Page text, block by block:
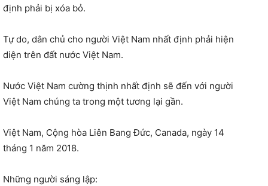
định phải bị xóa bỏ.
Tự do, dân chủ cho người Việt Nam nhất định phải hiện
diện trên đất nước Việt Nam.
Nước Việt Nam cường thịnh nhất định sẽ đến với người
Việt Nam chúng ta trong một tương lại gần.
Việt Nam, Cộng hòa Liên Bang Đức, Canada, ngày 14
tháng 1 năm 2018.
Những người sáng lập: